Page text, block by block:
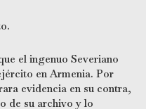
el ingenuo Severiano
en Armenia. Por
evidencia en su contra,
de su archivo y lo